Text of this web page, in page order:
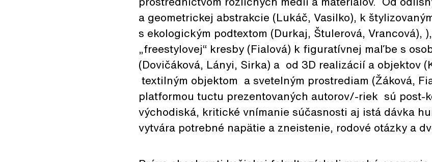
a geometrickej abstrakcie (Lukáč, Vasilko), k
s ekologickým podtextom (Durkaj, Štulerová, Vrancová),
„freestylovej“ kresby (Fialová) k figuratívnej maľbe s
(Dovičáková, Lányi, Sirka) a od 3D realizácií a objektov
textilným objektom a svetelným prostrediam (Žáková,
platformou tuctu prezentovaných autorov/-riek sú post-
východiská, kritické vnímanie súčasnosti aj istá dávka
vytvára potrebné napätie a zneistenie, rodové otázky a